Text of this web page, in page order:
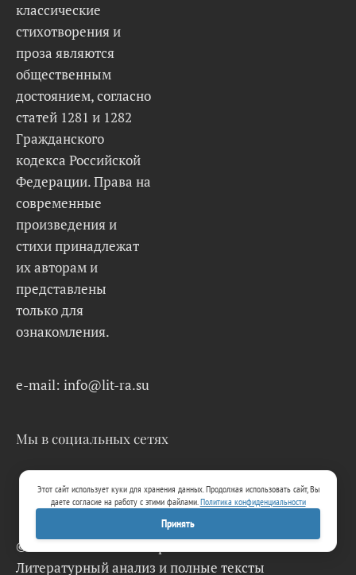
классические
стихотворения и
проза являются
общественным
достоянием, согласно
статей 1281 и 1282
Гражданского
кодекса Российской
Федерации. Права на
современные
произведения и
стихи принадлежат
их авторам и
представлены
только для
ознакомления.
e-mail: info@lit-ra.su
Мы в социальных сетях
© 2026 Lit-Ra.su. Электронная библиотека.
Литературный анализ и полные тексты
Этот сайт использует куки для хранения данных. Продолжая использовать сайт, Вы
даете согласие на работу с этими файлами.Политика конфиденциальности
Принять